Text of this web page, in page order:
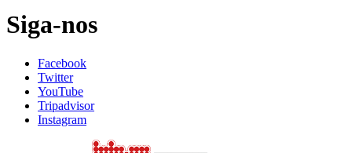
Siga-nos
Facebook
Twitter
YouTube
Tripadvisor
Instagram